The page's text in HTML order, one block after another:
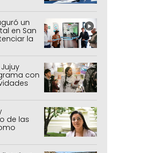
y
un
en San
la
con
de las